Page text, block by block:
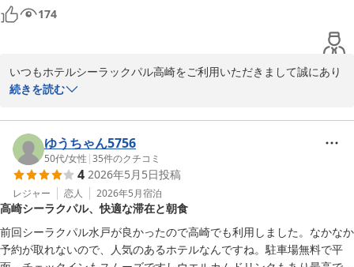
ホテル シーラックパル高崎
あまり良い評価をしてしまうと自身が次回以降宿泊出来なくなってしま
うのを覚悟で投稿しました。
174
いつもホテルシーラックパル高崎をご利用いただきまして誠にあり
がとうございます。
また、心温まるご投稿を頂戴しましたことに重ねてお礼申し上げま
す。
いつまでもお選びいただけるホテルであり続けられるよう、これか
らもより一層のサービス向上に努めて参りますので、今後ともホテ
ルシーラックパル高崎をよろしくお願い致します。
またのお越しをお待ち致しております。
続きを読む
ゆうちゃん5756
50代/女性 |35件のクチコミ
4 2026年5月5日投稿
レジャー 恋人 2026年5月宿泊
高崎シーラクパル、快適な滞在と朝食
前回シーラクパル水戸が良かったので高崎でも利用しました。なかなか
予約が取れないので、人気のあるホテルなんですね。駐車場無料で平